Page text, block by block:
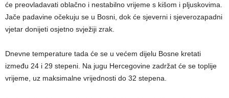
će preovladavati oblačno i nestabilno vrijeme s kišom i pljuskovima.
Jače padavine očekuju se u Bosni, dok će sjeverni i sjeverozapadni
vjetar donijeti osjetno svježiji zrak.
Dnevne temperature tada će se u većem dijelu Bosne kretati
između 24 i 29 stepeni. Na jugu Hercegovine zadržat će se toplije
vrijeme, uz maksimalne vrijednosti do 32 stepena.